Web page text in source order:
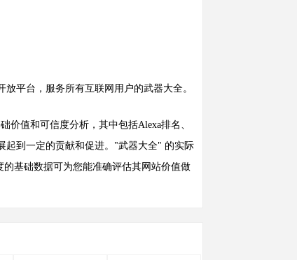
平台，服务所有互联网用户的武器大全。
价值和可信度分析，其中包括Alexa排名、
起到一定的贡献和促进。"武器大全" 的实际
基础数据可为您能准确评估其网站价值做